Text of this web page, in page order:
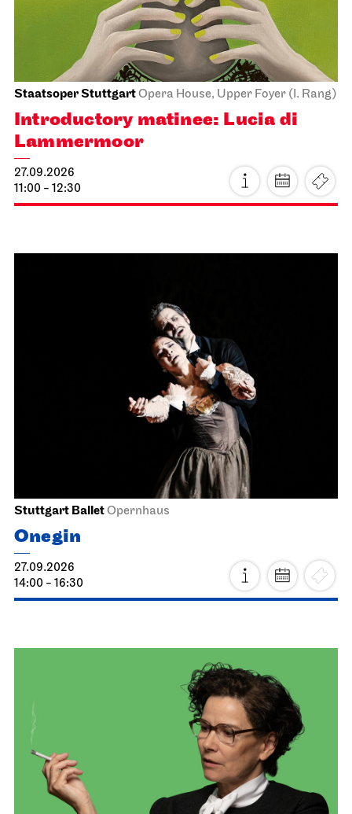
Staatsoper StuttgartOpera House, Upper Foyer (I. Rang)
Introductory matinee: Lucia di
Lammermoor
27.09.2026
11:00 - 12:30
Stuttgart BalletOpernhaus
Onegin
27.09.2026
14:00 - 16:30